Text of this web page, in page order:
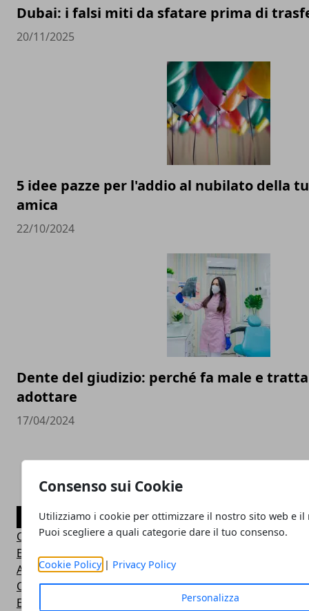
Consenso sui Cookie
Utilizziamo i cookie per ottimizzare il nostro sito web e il
Puoi scegliere a quali categorie dare il tuo consenso.
Cookie Policy| Privacy Policy
Personalizza
Dubai: i falsi miti da sfatare prima di
20/11/2025
5 idee pazze per l'addio al nubilato della
amica
22/10/2024
Dente del giudizio: perché fa male e
adottare
17/04/2024
CATEGORIE
Consigli Salute e Benessere
Eventi Sport-Salute-Benessere
Alimentazione e Salute
Consigli e Prodotti Bellezza
Esercizi Ginnastica in Casa